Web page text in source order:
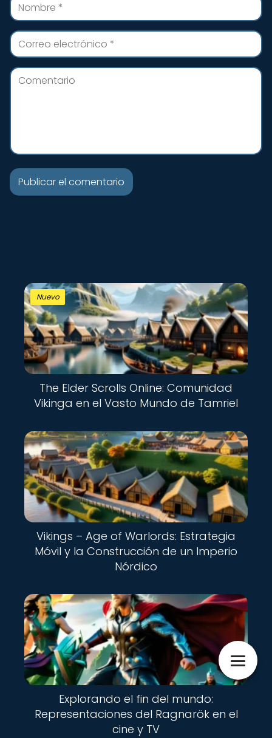
Nuevo
The Elder Scrolls Online: Comunidad
Vikinga en el Vasto Mundo de Tamriel
Vikings – Age of Warlords: Estrategia
Móvil y la Construcción de un Imperio
Nórdico
Explorando el fin del mundo:
Representaciones del Ragnarök en el
cine y TV